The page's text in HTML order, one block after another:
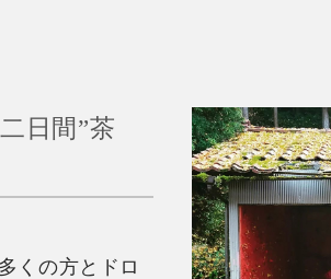
日間”茶
くの方とドロ